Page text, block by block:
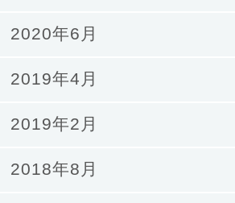
2020年6月
2019年4月
2019年2月
2018年8月